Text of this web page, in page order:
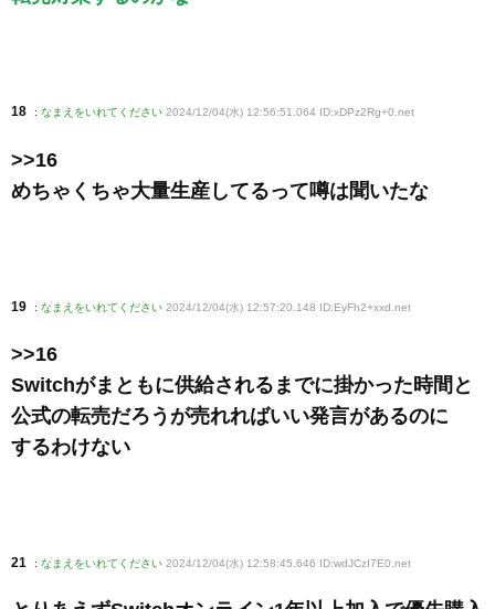
18 : なまえをいれてください 2024/12/04(水) 12:56:51.064 ID:xDPz2Rg+0.net
>>16
めちゃくちゃ大量生産してるって噂は聞いたな
19 : なまえをいれてください 2024/12/04(水) 12:57:20.148 ID:EyFh2+xxd .net
>>16
Switchがまともに供給されるまでに掛かった時間と
公式の転売だろうが売れればいい発言があるのに
するわけない
21 : なまえをいれてください 2024/12/04(水) 12:58:45.646 ID:wdJCzI7E0 .net